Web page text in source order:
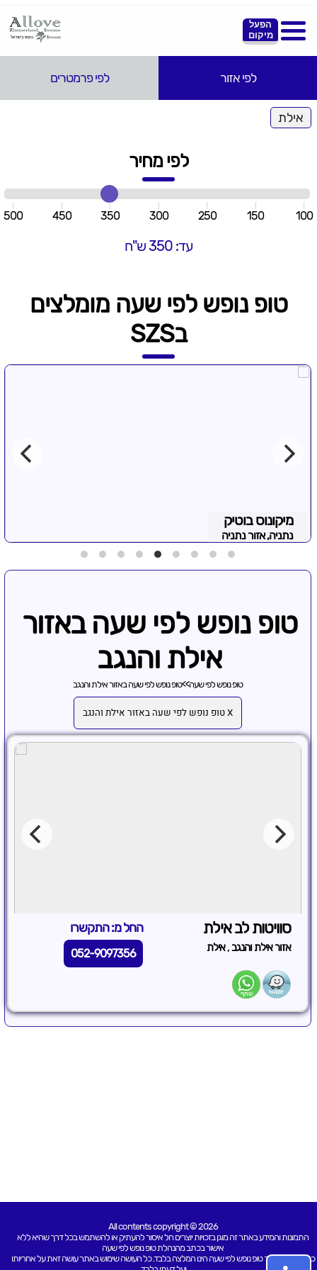
הפעל
מיקום
לפי אזור לפי פרמטרים
אילת
לפי מחיר
100
150
250
300
350
450
500
עד: 350 ש"ח
טופ נופש לפי שעה מומלצים
בSZS
מיקונוס בוטיק
נתניה, אזור נתניה
טופ נופש לפי שעה באזור
אילת והנגב
טופ נופש לפי שעה>>טופ נופש לפי שעה באזור אילת והנגב
X טופ נופש לפי שעה באזור אילת והנגב
סוויטות לב אילת החל מ: התקשרו
אזור אילת והנגב,אילת 052-9097356
All contents copyright © 2026
התמונות והמידע באתר זה מוגן בזכויות יוצרים חל איסור להעתיק או להשתמש בכל דרך שהיא ללא
אישור בכתב מהנהלת טופ נופש לפי שעה
כל האמור באתר טופ נופש לפי שעה הינו המלצה בלבד. כל העושה שימוש באתר עושה זאת על אחריותו